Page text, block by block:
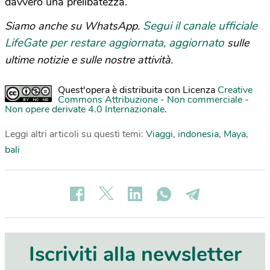
Siamo anche su WhatsApp. Segui il canale ufficiale
LifeGate per restare aggiornata, aggiornato sulle
ultime notizie e sulle nostre attività.
Quest'opera è distribuita con Licenza Creative
Commons Attribuzione - Non commerciale -
Non opere derivate 4.0 Internazionale.
Leggi altri articoli su questi temi: Viaggi, indonesia, Maya,
bali
Iscriviti alla newsletter